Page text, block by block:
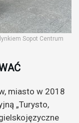
Sopot Centrum
miasto w 2018
„Turysto,